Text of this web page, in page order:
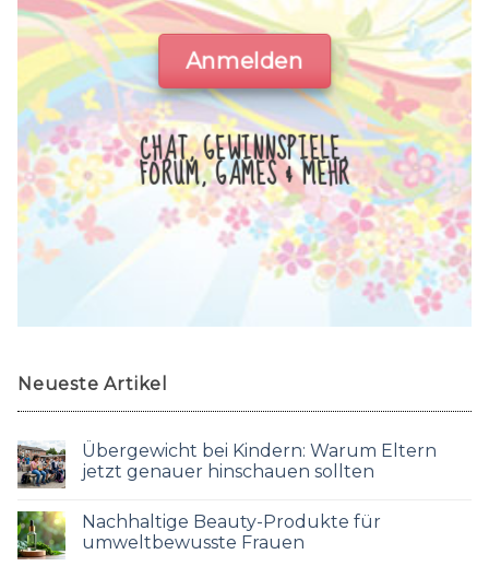
Anmelden
CHAT, GEWINNSPIELE,
FORUM, GAMES & MEHR
Neueste Artikel
Übergewicht bei Kindern: Warum Eltern
jetzt genauer hinschauen sollten
Nachhaltige Beauty-Produkte für
umweltbewusste Frauen